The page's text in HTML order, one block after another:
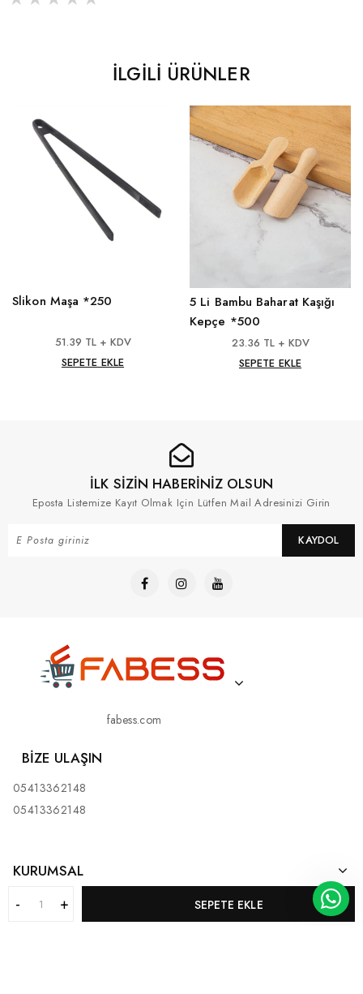
SEPETE EKLE
İLGILI ÜRÜNLER
Slikon Maşa *250
51.39 TL + KDV
SEPETE EKLE
5 Li Bambu Baharat Kaşığı
Kepçe *500
23.36 TL + KDV
SEPETE EKLE
İLK SİZİN HABERİNİZ OLSUN
Eposta Listemize Kayıt Olmak Için Lütfen Mail Adresinizi Girin
KAYDOL
fabess.com
BIZE ULAŞIN
05413362148
05413362148
KURUMSAL
MÜŞTERI HIZMETLERI